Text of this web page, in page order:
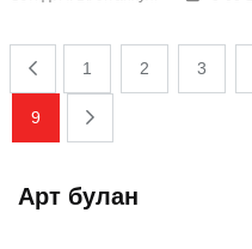
1 2 3
9
Арт булан